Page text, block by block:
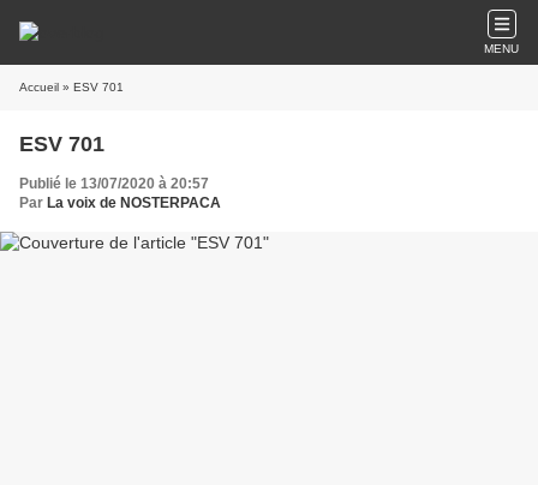
MENU
Accueil » ESV 701
ESV 701
Publié le 13/07/2020 à 20:57
Par La voix de NOSTERPACA